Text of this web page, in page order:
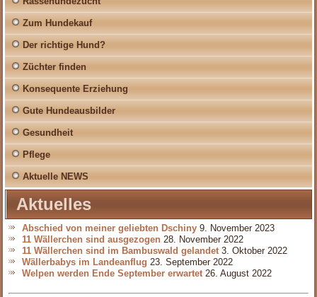
Zum Hundekauf
Der richtige Hund?
Züchter finden
Konsequente Erziehung
Gute Hundeausbilder
Gesundheit
Pflege
Aktuelle NEWS
Aktuelles
Abschied von meiner geliebten Dschiny 9. November 2023
11 Wällerchen sind ausgezogen 28. November 2022
11 Wällerchen sind im Bambuswald gelandet 3. Oktober 2022
Wällerbabys im Landeanflug 23. September 2022
Welpen werden Ende September erwartet 26. August 2022